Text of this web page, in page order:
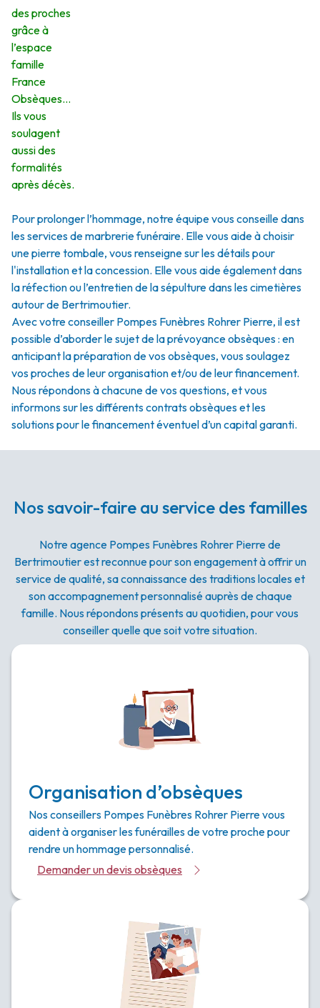
des proches
grâce à
l’espace
famille
France
Obsèques…
Ils vous
soulagent
aussi des
formalités
après décès.
Pour prolonger l’hommage, notre équipe vous conseille dans
les services de marbrerie funéraire. Elle vous aide à choisir
une pierre tombale, vous renseigne sur les détails pour
l'installation et la concession. Elle vous aide également dans
la réfection ou l’entretien de la sépulture dans les cimetières
autour de Bertrimoutier.
Avec votre conseiller Pompes Funèbres Rohrer Pierre, il est
possible d’aborder le sujet de la prévoyance obsèques : en
anticipant la préparation de vos obsèques, vous soulagez
vos proches de leur organisation et/ou de leur financement.
Nous répondons à chacune de vos questions, et vous
informons sur les différents contrats obsèques et les
solutions pour le financement éventuel d’un capital garanti.
Nos savoir-faire au service des familles
Notre agence Pompes Funèbres Rohrer Pierre de
Bertrimoutier est reconnue pour son engagement à offrir un
service de qualité, sa connaissance des traditions locales et
son accompagnement personnalisé auprès de chaque
famille. Nous répondons présents au quotidien, pour vous
conseiller quelle que soit votre situation.
Organisation d’obsèques
Nos conseillers Pompes Funèbres Rohrer Pierre vous
aident à organiser les funérailles de votre proche pour
rendre un hommage personnalisé.
Demander un devis obsèques